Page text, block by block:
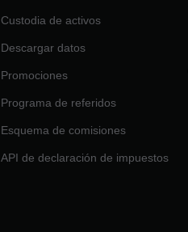
Custodia de activos
Descargar datos
Promociones
Programa de referidos
Esquema de comisiones
API de declaración de impuestos